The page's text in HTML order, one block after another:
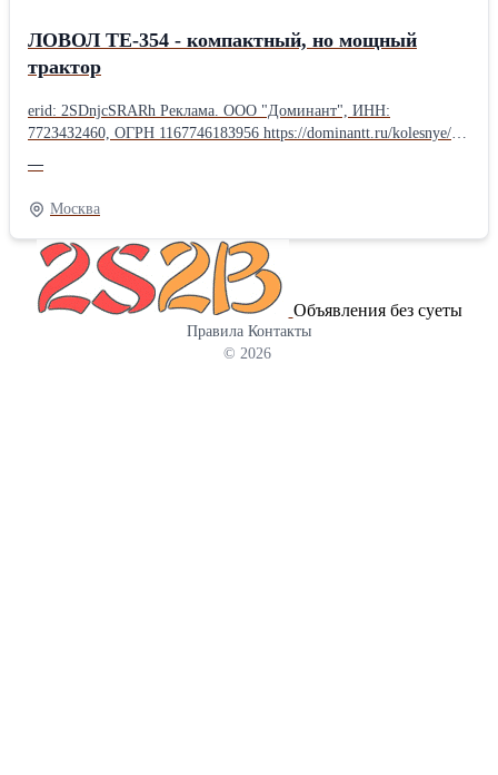
ЛОВОЛ TE-354 - компактный, но мощный
трактор
erid: 2SDnjcSRARh Реклама. ООО "Доминант", ИНН:
772З4З2460, ОГРН 116774618З956 https://dominantt.ru/kolesnye/?
мощный трактор! Нужна надёжная и универсальная техника для
фермы, хозяйства или коммунальных работ? ЛОВОЛ TE-354 -
отличный выбор! Компактные размеры + полный привод 4×4
позволяют работать на небольших участках, в садах, теплицах и
на сложном грунте. Основные преимущества: ✔ Полный привод
4×4 ✔ Экономичный дизельный двигатель ✔ Гидроусилитель
руля ✔ Двухскоростной ВОМ (540/1000) ✔ Трёхточечная навеска
✔ Регулируемая колея Легко агрегатируется с плугом, фрезой,
косилкой, прицепом, фронтальным погрузчиком и другим
—
Москва
Объявления без суеты
Правила Контакты
© 2026